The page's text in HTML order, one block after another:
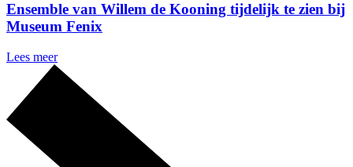
Ensemble van Willem de Kooning tijdelijk te zien bij
Museum Fenix
Lees meer